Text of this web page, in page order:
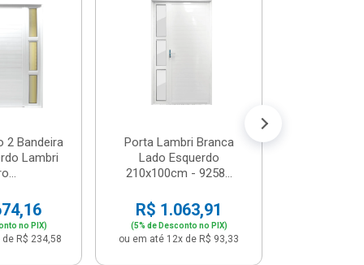
2 Bandeira
Lambri
no PIX)
R$ 234,58
Porta Lambri Branca
Lado Esquerdo
210x100cm - 9258...
R$ 1.063,91
(5% de Desconto no PIX)
ou em até 12x de R$ 93,33